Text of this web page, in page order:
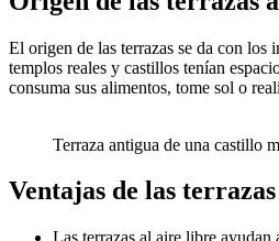
El origen de las terrazas se da con
templos reales y castillos tenían
consuma sus alimentos, tome sol o
Terraza antigua de una castillo
Ventajas de las